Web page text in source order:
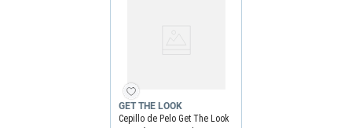
GET THE LOOK
Cepillo de Pelo Get The Look